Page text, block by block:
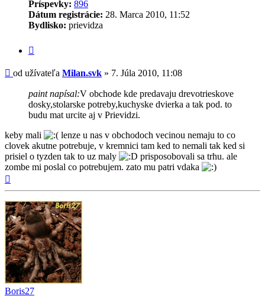
Príspevky: 896
Dátum registrácie: 28. Marca 2010, 11:52
Bydlisko: prievidza
Príspevok
od užívateľa Milan.svk » 7. Júla 2010, 11:08
paint napísal:V obchode kde predavaju drevotrieskove
dosky,stolarske potreby,kuchyske dvierka a tak pod. to
budu mat urcite aj v Prievidzi.
keby mali
lenze u nas v obchodoch vecinou nemaju to co
clovek akutne potrebuje, v kremnici tam ked to nemali tak ked si
prisiel o tyzden tak to uz maly
prisposobovali sa trhu. ale
zombe mi poslal co potrebujem. zato mu patri vdaka
Boris27